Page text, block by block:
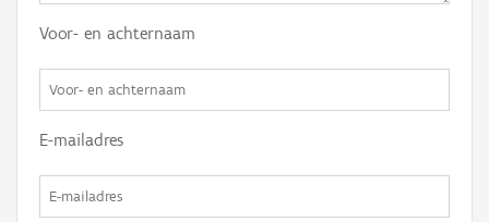
Voor- en achternaam
E-mailadres